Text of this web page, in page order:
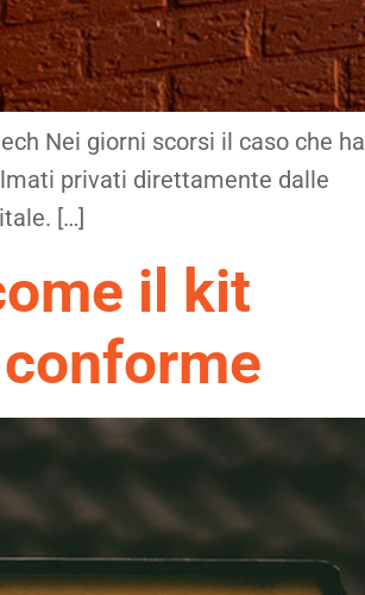
Nei giorni scorsi il caso che ha
privati direttamente dalle
[…]
il kit